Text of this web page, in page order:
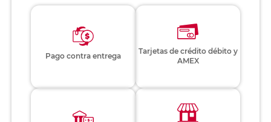
Pago contra entrega
Tarjetas de crédito débito y
AMEX